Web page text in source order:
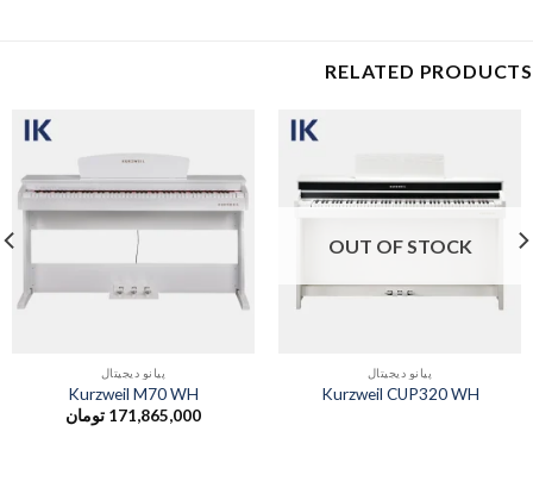
RELATED PRODUCTS
OUT OF STOCK
پیانو دیجیتال
Kurzweil CUP320 WH
پیانو دیجیتال
Kurzweil M70 WH
171,865,000 تومان